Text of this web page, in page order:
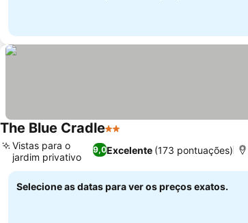
The Blue Cradle2 Estrelas
9,0Excelente (173 pontuações)
Vistas para o
jardim privativo
Selecione as datas para ver os preços exatos.